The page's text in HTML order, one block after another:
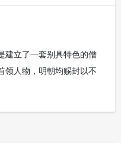
建立了一套别具特色的僧
领人物，明朝均赐封以不
其管理各自的地方，其职
甘宣慰司故地，明朝设